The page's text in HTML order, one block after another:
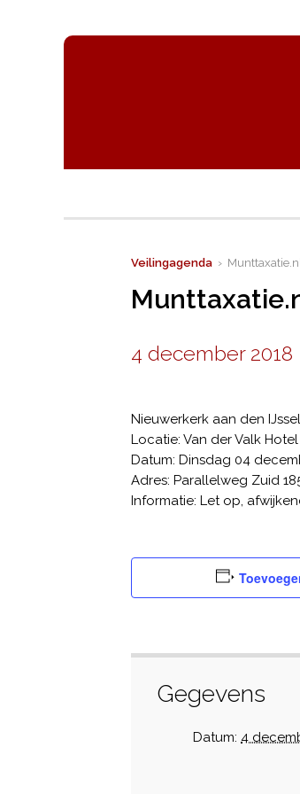
Veilingagenda ›
4 december 2018
Nieuwerkerk aan den IJssel
Locatie: Van der Valk Hotel
Datum: Dinsdag 04
Adres: Parallelweg Zuid
Informatie: Let op,
Gegevens
Datum: 4